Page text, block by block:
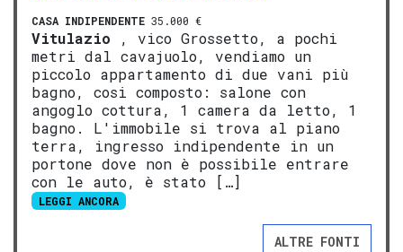
CASA INDIPENDENTE 35.000 €
Vitulazio , vico Grossetto, a pochi
metri dal cavajuolo, vendiamo un
piccolo appartamento di due vani più
bagno, cosi composto: salone con
angoglo cottura, 1 camera da letto, 1
bagno. L'immobile si trova al piano
terra, ingresso indipendente in un
portone dove non è possibile entrare
con le auto, è stato […]
LEGGI ANCORA
ALTRE FONTI